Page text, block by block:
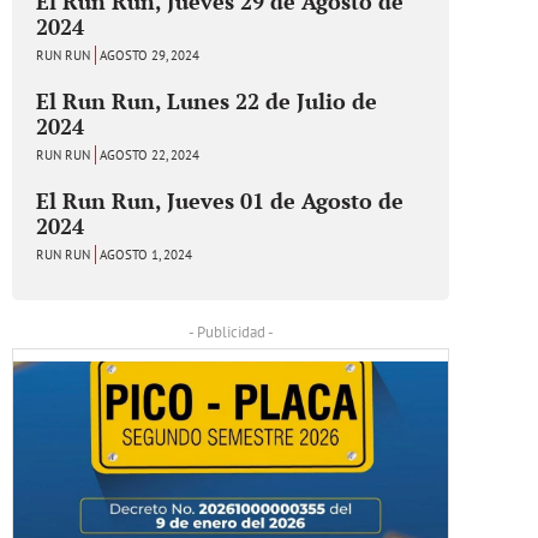
2024
RUN RUN AGOSTO 29, 2024
El Run Run, Lunes 22 de Julio de
2024
RUN RUN AGOSTO 22, 2024
El Run Run, Jueves 01 de Agosto de
2024
RUN RUN AGOSTO 1, 2024
- Publicidad -